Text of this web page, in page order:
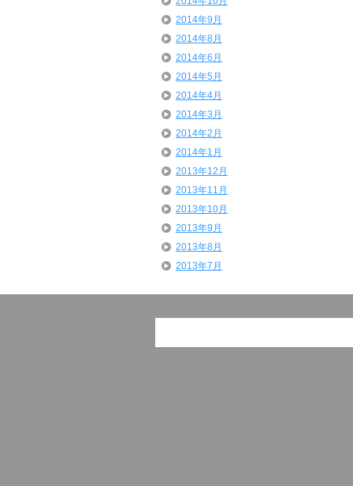
2014年9月
2014年8月
2014年6月
2014年5月
2014年4月
2014年3月
2014年2月
2014年1月
2013年12月
2013年11月
2013年10月
2013年9月
2013年8月
2013年7月